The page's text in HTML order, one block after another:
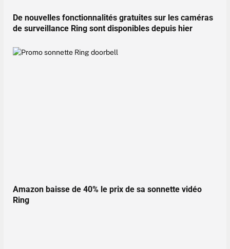
De nouvelles fonctionnalités gratuites sur les caméras
de surveillance Ring sont disponibles depuis hier
Amazon baisse de 40% le prix de sa sonnette vidéo
Ring